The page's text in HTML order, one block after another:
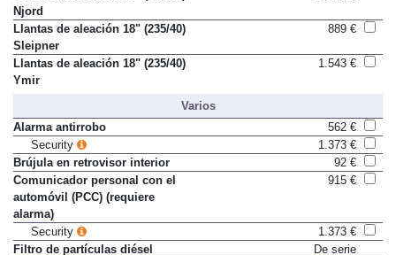
Llantas de aleación 17" (215/50)
Njord
Llantas de aleación 18" (235/40)
Sleipner
Llantas de aleación 18" (235/40)
Varios
Alarma antirrobo
562 €
Security
1.373 €
Brújula en retrovisor interior
92 €
Comunicador personal con el
automóvil (PCC) (requiere
alarma)
Security
1.373 €